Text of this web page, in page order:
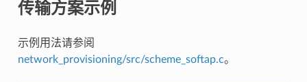
传输方案示例
示例用法请参阅
network_provisioning/src/scheme_softap.c。